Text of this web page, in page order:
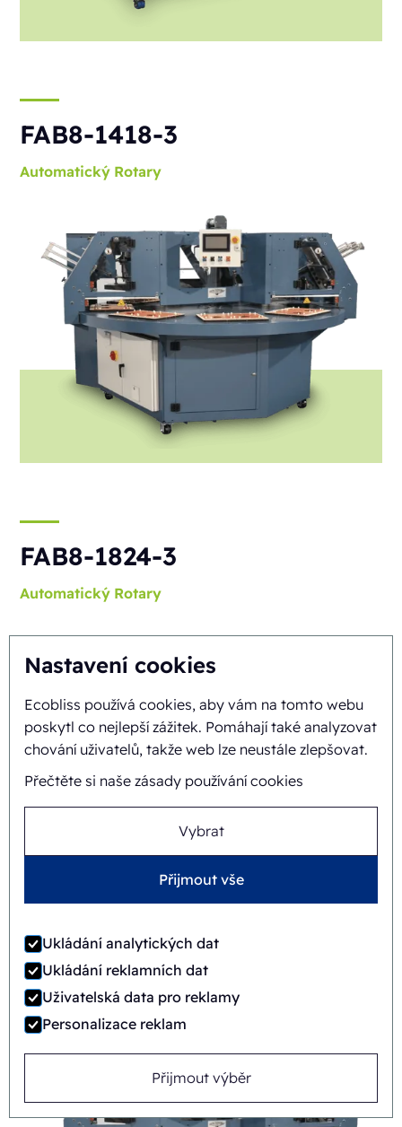
Nastavení cookies
Ecobliss používá cookies, aby vám na tomto webu
poskytl co nejlepší zážitek. Pomáhají také analyzovat
chování uživatelů, takže web lze neustále zlepšovat.
Přečtěte si naše zásady používání cookies
Vybrat
Přijmout vše
Ukládání analytických dat
Ukládání reklamních dat
Uživatelská data pro reklamy
Personalizace reklam
Přijmout výběr
FAB8-1418-3
Automatický Rotary
FAB8-1824-3
Automatický Rotary
FAB8-1418-3-CS
Automatický Rotary